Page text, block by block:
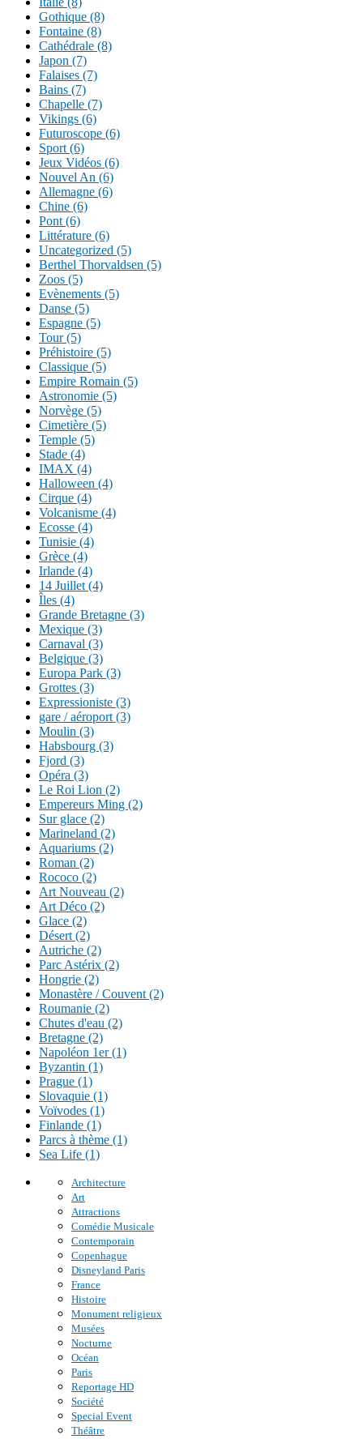
Gothique (8)
Fontaine (8)
Cathédrale (8)
Japon (7)
Falaises (7)
Bains (7)
Chapelle (7)
Vikings (6)
Futuroscope (6)
Sport (6)
Jeux Vidéos (6)
Nouvel An (6)
Allemagne (6)
Chine (6)
Pont (6)
Littérature (6)
Uncategorized (5)
Berthel Thorvaldsen (5)
Zoos (5)
Evènements (5)
Danse (5)
Espagne (5)
Tour (5)
Préhistoire (5)
Classique (5)
Empire Romain (5)
Astronomie (5)
Norvège (5)
Cimetière (5)
Temple (5)
Stade (4)
IMAX (4)
Halloween (4)
Cirque (4)
Volcanisme (4)
Ecosse (4)
Tunisie (4)
Grèce (4)
Irlande (4)
14 Juillet (4)
Îles (4)
Grande Bretagne (3)
Mexique (3)
Carnaval (3)
Belgique (3)
Europa Park (3)
Grottes (3)
Expressioniste (3)
gare / aéroport (3)
Moulin (3)
Habsbourg (3)
Fjord (3)
Opéra (3)
Le Roi Lion (2)
Empereurs Ming (2)
Sur glace (2)
Marineland (2)
Aquariums (2)
Roman (2)
Rococo (2)
Art Nouveau (2)
Art Déco (2)
Glace (2)
Désert (2)
Autriche (2)
Parc Astérix (2)
Hongrie (2)
Monastère / Couvent (2)
Roumanie (2)
Chutes d'eau (2)
Bretagne (2)
Napoléon 1er (1)
Byzantin (1)
Prague (1)
Slovaquie (1)
Voïvodes (1)
Finlande (1)
Parcs à thème (1)
Sea Life (1)
Architecture
Art
Attractions
Comédie Musicale
Contemporain
Copenhague
Disneyland Paris
France
Histoire
Monument religieux
Musées
Nocturne
Océan
Paris
Reportage HD
Société
Special Event
Théâtre